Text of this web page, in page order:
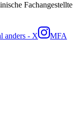
Fachangestellte
anders - X
MFA